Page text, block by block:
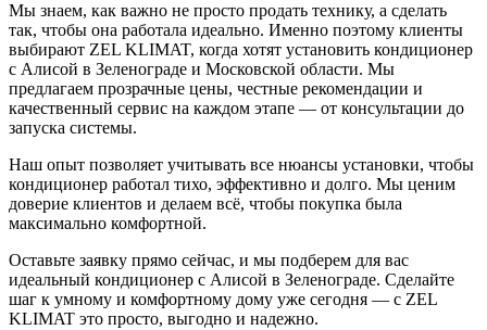
Мы знаем, как важно не просто продать технику, а сделать
так, чтобы она работала идеально. Именно поэтому клиенты
выбирают ZEL KLIMAT, когда хотят установить кондиционер
с Алисой в Зеленограде и Московской области. Мы
предлагаем прозрачные цены, честные рекомендации и
качественный сервис на каждом этапе — от консультации до
запуска системы.
Наш опыт позволяет учитывать все нюансы установки, чтобы
кондиционер работал тихо, эффективно и долго. Мы ценим
доверие клиентов и делаем всё, чтобы покупка была
максимально комфортной.
Оставьте заявку прямо сейчас, и мы подберем для вас
идеальный кондиционер с Алисой в Зеленограде. Сделайте
шаг к умному и комфортному дому уже сегодня — с ZEL
KLIMAT это просто, выгодно и надежно.